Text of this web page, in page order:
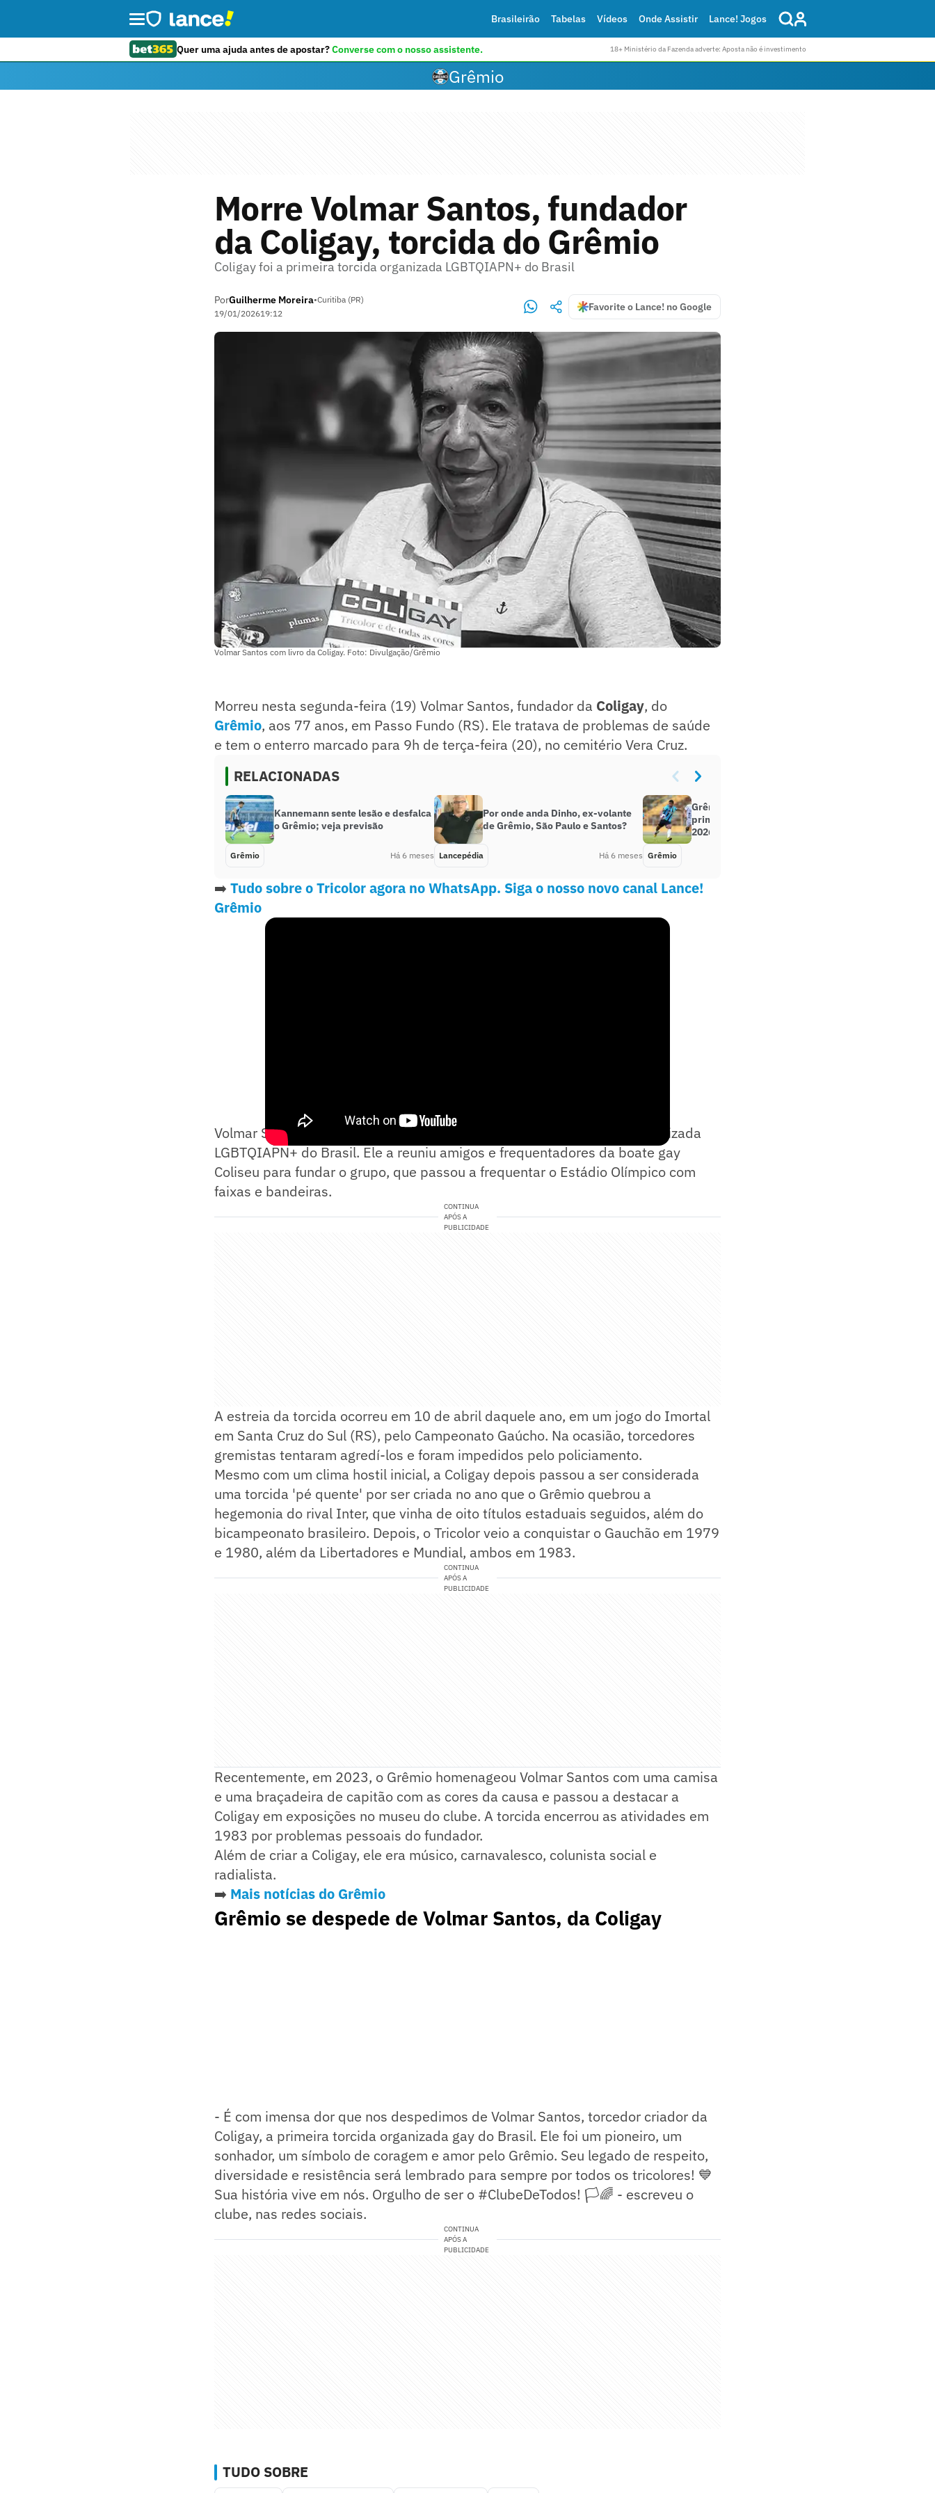
Brasileirão Tabelas Vídeos Onde Assistir Lance! Jogos
Quer uma ajuda antes de apostar?Converse com o nosso assistente. 18+ Ministério da Fazenda adverte: Aposta não é investimento
Grêmio
Morre Volmar Santos, fundador
da Coligay, torcida do Grêmio
Coligay foi a primeira torcida organizada LGBTQIAPN+ do Brasil
PorGuilherme Moreira•Curitiba (PR)
19/01/202619:12
Favorite o Lance! no Google
Volmar Santos com livro da Coligay. Foto: Divulgação/Grêmio
Morreu nesta segunda-feira (19) Volmar Santos, fundador da Coligay, do
Grêmio, aos 77 anos, em Passo Fundo (RS). Ele tratava de problemas de saúde
e tem o enterro marcado para 9h de terça-feira (20), no cemitério Vera Cruz.
RELACIONADAS
Kannemann sente lesão e desfalca
o Grêmio; veja previsão
Grêmio Há 6 meses
Por onde anda Dinho, ex-volante
de Grêmio, São Paulo e Santos?
Lancepédia Há 6 meses
Grêmio atropela o Ceará e é o
primeiro semifinalista da Copinha
2026
Grêmio
➡️ Tudo sobre o Tricolor agora no WhatsApp. Siga o nosso novo canal Lance!
Grêmio
Volmar Santos ficou conhecido em 1977 ao criar a primeira torcida organizada
LGBTQIAPN+ do Brasil. Ele a reuniu amigos e frequentadores da boate gay
Coliseu para fundar o grupo, que passou a frequentar o Estádio Olímpico com
faixas e bandeiras.
CONTINUA
APÓS A
PUBLICIDADE
A estreia da torcida ocorreu em 10 de abril daquele ano, em um jogo do Imortal
em Santa Cruz do Sul (RS), pelo Campeonato Gaúcho. Na ocasião, torcedores
gremistas tentaram agredí-los e foram impedidos pelo policiamento.
Mesmo com um clima hostil inicial, a Coligay depois passou a ser considerada
uma torcida 'pé quente' por ser criada no ano que o Grêmio quebrou a
hegemonia do rival Inter, que vinha de oito títulos estaduais seguidos, além do
bicampeonato brasileiro. Depois, o Tricolor veio a conquistar o Gauchão em 1979
e 1980, além da Libertadores e Mundial, ambos em 1983.
CONTINUA
APÓS A
PUBLICIDADE
Recentemente, em 2023, o Grêmio homenageou Volmar Santos com uma camisa
e uma braçadeira de capitão com as cores da causa e passou a destacar a
Coligay em exposições no museu do clube. A torcida encerrou as atividades em
1983 por problemas pessoais do fundador.
Além de criar a Coligay, ele era músico, carnavalesco, colunista social e
radialista.
➡️ Mais notícias do Grêmio
Grêmio se despede de Volmar Santos, da Coligay
- É com imensa dor que nos despedimos de Volmar Santos, torcedor criador da
Coligay, a primeira torcida organizada gay do Brasil. Ele foi um pioneiro, um
sonhador, um símbolo de coragem e amor pelo Grêmio. Seu legado de respeito,
diversidade e resistência será lembrado para sempre por todos os tricolores! 💙
Sua história vive em nós. Orgulho de ser o #ClubeDeTodos! 🏳️🌈 - escreveu o
clube, nas redes sociais.
CONTINUA
APÓS A
PUBLICIDADE
TUDO SOBRE